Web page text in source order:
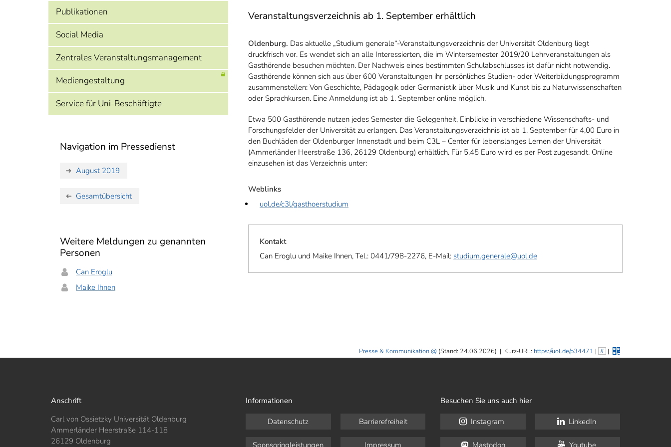
Publikationen
Social Media
Zentrales Veranstaltungsmanagement
Mediengestaltung
Service für Uni-Beschäftigte
Navigation im Pressedienst
August 2019
Gesamtübersicht
Weitere Meldungen zu genannten
Personen
Can Eroglu
Maike Ihnen
Veranstaltungsverzeichnis ab 1. September erhältlich
Oldenburg. Das aktuelle „Studium generale“-Veranstaltungsverzeichnis der Universität Oldenburg liegt
druckfrisch vor. Es wendet sich an alle Interessierten, die im Wintersemester 2019/20 Lehrveranstaltungen als
Gasthörende besuchen möchten. Der Nachweis eines bestimmten Schulabschlusses ist dafür nicht notwendig.
Gasthörende können sich aus über 600 Veranstaltungen ihr persönliches Studien- oder Weiterbildungsprogramm
zusammenstellen: Von Geschichte, Pädagogik oder Germanistik über Musik und Kunst bis zu Naturwissenschaften
oder Sprachkursen. Eine Anmeldung ist ab 1. September online möglich.
Etwa 500 Gasthörende nutzen jedes Semester die Gelegenheit, Einblicke in verschiedene Wissenschafts- und
Forschungsfelder der Universität zu erlangen. Das Veranstaltungsverzeichnis ist ab 1. September für 4,00 Euro in
den Buchläden der Oldenburger Innenstadt und beim C3L – Center für lebenslanges Lernen der Universität
(Ammerländer Heerstraße 136, 26129 Oldenburg) erhältlich. Für 5,45 Euro wird es per Post zugesandt. Online
einzusehen ist das Verzeichnis unter:
Weblinks
uol.de/c3l/gasthoerstudium
Kontakt
Can Eroglu und Maike Ihnen, Tel.: 0441/798-2276, E-Mail: studium.generale@uol.de
Presse & Kommunikation (Stand: 24.06.2026) | Kurz-URL: https://uol.de/p34471 | # |
Anschrift
Carl von Ossietzky Universität Oldenburg
Ammerländer Heerstraße 114-118
26129 Oldenburg
Informationen
Datenschutz Barrierefreiheit
Sponsoringleistungen Impressum
Besuchen Sie uns auch hier
Instagram LinkedIn
Mastodon Youtube